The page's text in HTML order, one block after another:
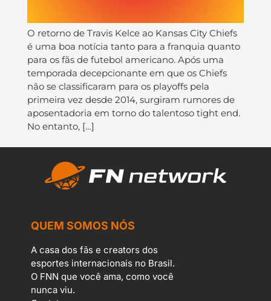
O retorno de Travis Kelce ao Kansas City Chiefs
é uma boa notícia tanto para a franquia quanto
para os fãs de futebol americano. Após uma
temporada decepcionante em que os Chiefs
não se classificaram para os playoffs pela
primeira vez desde 2014, surgiram rumores de
aposentadoria em torno do talentoso tight end.
No entanto, […]
QUEM SOMOS NÓS
A casa dos fãs e creators dos
esportes internacionais no Brasil.
O FNN que você ama, como você
nunca viu.